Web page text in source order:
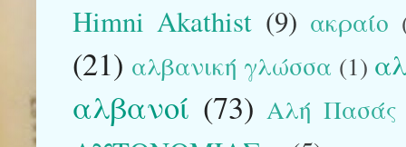
Himni Akathist (9) ακραίο
(21) αλβανική γλώσσα (1)
αλβανοί (73) Αλή Πασάς